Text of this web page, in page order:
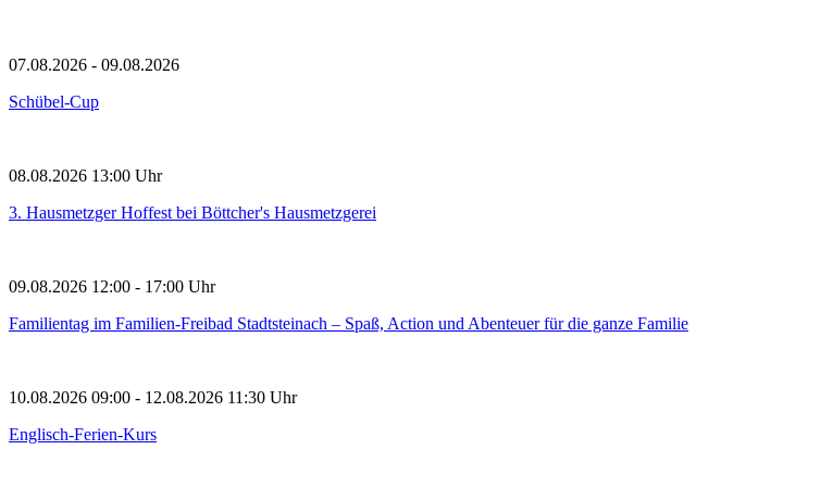
07.08.2026 - 09.08.2026
Schübel-Cup
08.08.2026 13:00 Uhr
3. Hausmetzger Hoffest bei Böttcher's Hausmetzgerei
09.08.2026 12:00 - 17:00 Uhr
Familientag im Familien-Freibad Stadtsteinach – Spaß, Action und Abenteuer für die ganze Familie
10.08.2026 09:00 - 12.08.2026 11:30 Uhr
Englisch-Ferien-Kurs